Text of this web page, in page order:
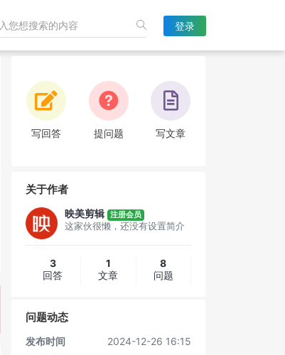
登录
写回答 提问题 写文章
关于作者
映美剪辑 注册会员
这家伙很懒，还没有设置简介
3
回答
1
文章
8
问题
问题动态
发布时间
2024-12-26 16:15